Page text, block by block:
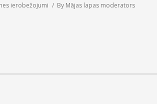
ierobežojumi By Mājas lapas moderators